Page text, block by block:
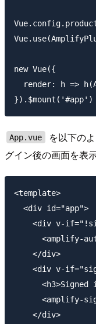
new Vue({
render: h =>
App.vue
を以下の
グイン後の画面を表
<template>
  <div id="app">
<div v-
<amplify-
    </div>
<div v-
<h3>Signed
<amplify-
    </div>